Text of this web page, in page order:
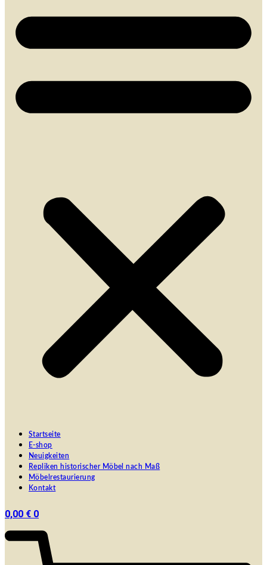
Startseite
E-shop
Neuigkeiten
Repliken historischer Möbel nach Maß
Möbelrestaurierung
Kontakt
0,00 € 0